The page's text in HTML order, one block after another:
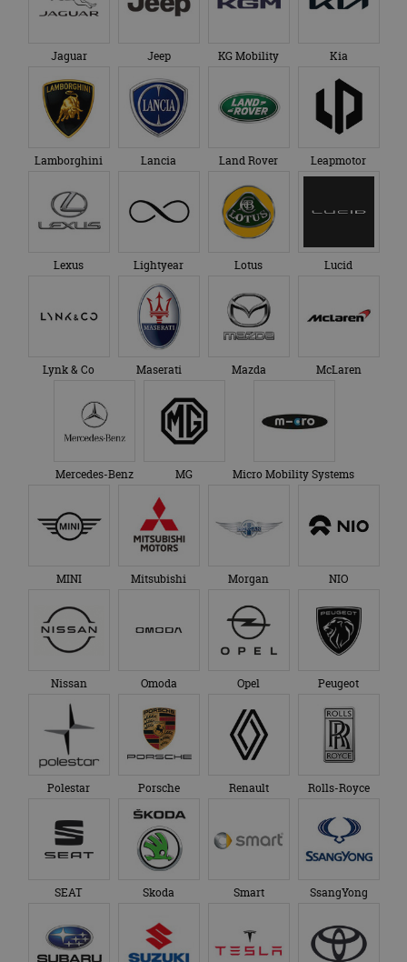
Jaguar Jeep KG Mobility Kia
Lamborghini Lancia Land Rover Leapmotor
Lexus Lightyear Lotus Lucid
Lynk & Co Maserati Mazda McLaren
Mercedes-Benz MG Micro Mobility Systems
MINI Mitsubishi Morgan NIO
Nissan Omoda Opel Peugeot
Polestar Porsche Renault Rolls-Royce
SEAT Skoda Smart SsangYong